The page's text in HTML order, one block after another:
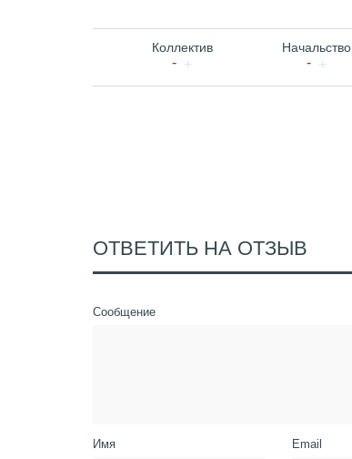
Коллектив Начальство
ОТВЕТИТЬ НА ОТЗЫВ
Сообщение
Имя Email